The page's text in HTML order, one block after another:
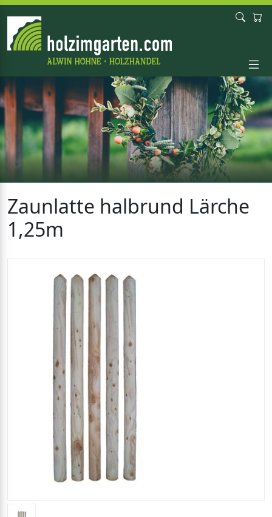
Zaunlatte halbrund Lärche
1,25m